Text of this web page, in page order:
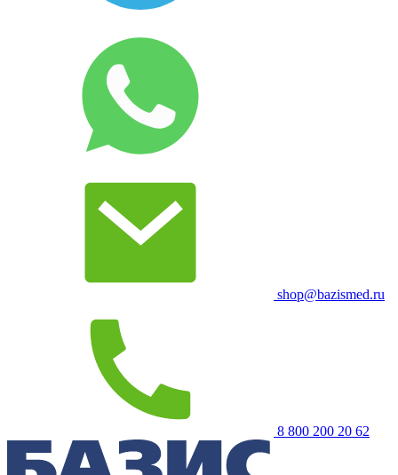
shop@bazismed.ru
8 800 200 20 62